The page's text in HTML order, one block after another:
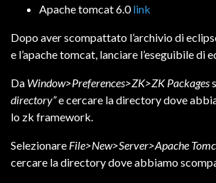
Apache tomcat 6.0link
Dopo aver scompattato l’archivio di
e l’apache tomcat, lanciare l’eseguibile di
Da Window>Preferences>ZK>ZK Packages
directory”e cercare la directory dove
lo zk framework.
Selezionare File>New>Server>Apache
cercare la directory dove abbiamo